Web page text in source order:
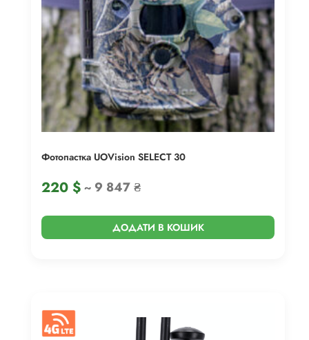
Фотопастка UOVision SELECT 30
220 $~ 9 847 ₴
ДОДАТИ В КОШИК